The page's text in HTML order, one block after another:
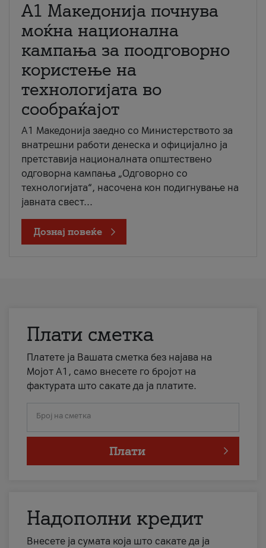
A1 Македонија почнува
моќна национална
кампања за поодговорно
користење на
технологијата во
сообраќајот
A1 Македонија заедно со Министерството за
внатрешни работи денеска и официјално ја
претставија националната општествено
одговорна кампања „Одговорно со
технологијата“, насочена кон подигнување на
јавната свест...
Дознај повеќе
Плати сметка
Платете ја Вашата сметка без најава на
Мојот А1, само внесете го бројот на
фактурата што сакате да ја платите.
Број на сметка
Плати
Надополни кредит
Внесете ја сумата која што сакате да ја